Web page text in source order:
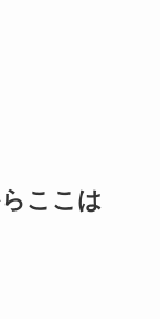
ここは